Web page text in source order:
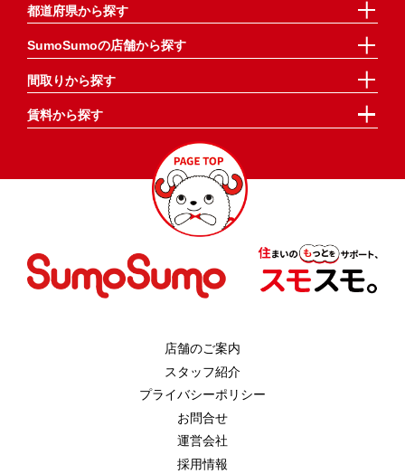
都道府県から探す
SumoSumoの店舗から探す
間取りから探す
賃料から探す
店舗のご案内
スタッフ紹介
プライバシーポリシー
お問合せ
運営会社
採用情報